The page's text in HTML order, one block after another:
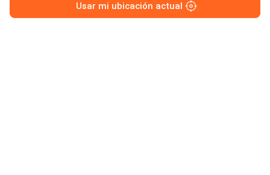
Usar mi ubicación actual